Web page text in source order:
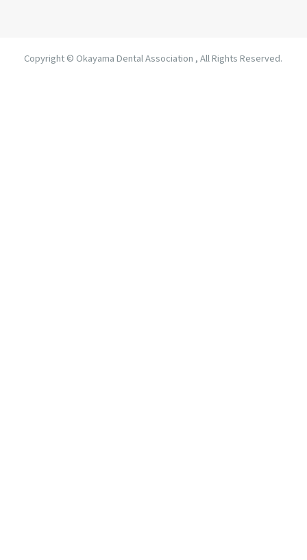
Copyright © Okayama Dental Association , All Rights Reserved.